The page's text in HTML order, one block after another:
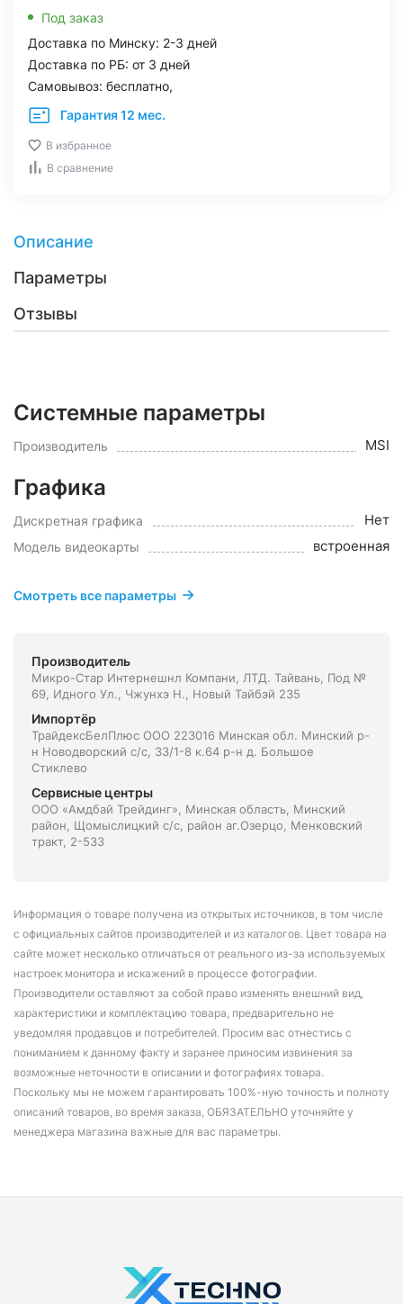
Под заказ
Доставка по Минску: 2-3 дней
Доставка по РБ: от 3 дней
Самовывоз: бесплатно,
Гарантия 12 мес.
В избранное
В сравнение
Описание
Параметры
Отзывы
Системные параметры
Производитель MSI
Графика
Дискретная графика Нет
Модель видеокарты встроенная
Смотреть все параметры
Производитель
Микро-Стар Интернешнл Компани, ЛТД. Тайвань, Под №
69, Идного Ул., Чжунхэ Н., Новый Тайбэй 235
Импортёр
ТрайдексБелПлюс ООО 223016 Минская обл. Минский р-
н Новодворский с/с, 33/1-8 к.64 р-н д. Большое
Стиклево
Сервисные центры
ООО «Амдбай Трейдинг», Минская область, Минский
район, Щомыслицкий с/с, район аг.Озерцо, Менковский
тракт, 2-533
Информация о товаре получена из открытых источников, в том числе
с официальных сайтов производителей и из каталогов. Цвет товара на
сайте может несколько отличаться от реального из-за используемых
настроек монитора и искажений в процессе фотографии.
Производители оставляют за собой право изменять внешний вид,
характеристики и комплектацию товара, предварительно не
уведомляя продавцов и потребителей. Просим вас отнестись с
пониманием к данному факту и заранее приносим извинения за
возможные неточности в описании и фотографиях товара.
Поскольку мы не можем гарантировать 100%-ную точность и полноту
описаний товаров, во время заказа, ОБЯЗАТЕЛЬНО уточняйте у
менеджера магазина важные для вас параметры.